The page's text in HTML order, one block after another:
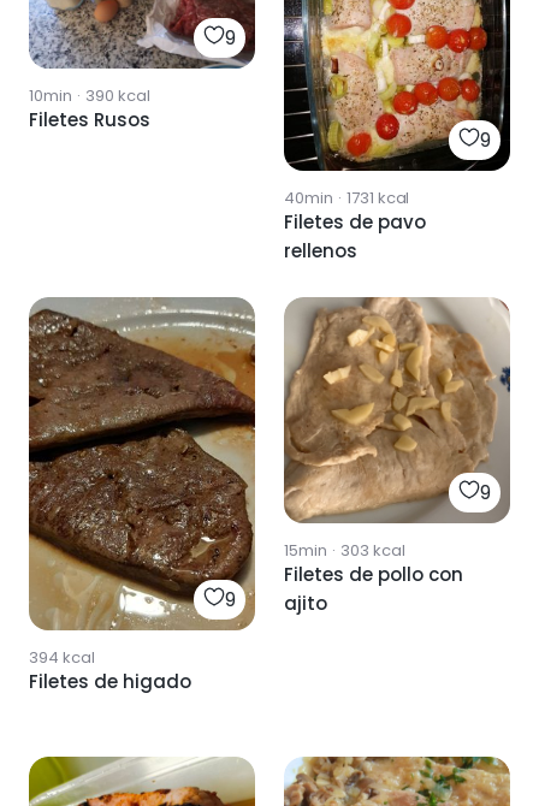
9
10min · 390 kcal
Filetes Rusos
9
40min · 1731 kcal
Filetes de pavo
rellenos
9
394 kcal
Filetes de higado
9
15min · 303 kcal
Filetes de pollo con
ajito